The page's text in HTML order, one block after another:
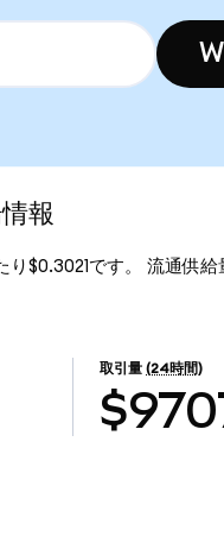
報
$0.3021です。 流通供
取引量 (24時間)